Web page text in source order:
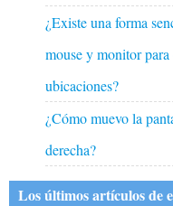
¿Existe una forma
mouse y monitor
ubicaciones?
¿Cómo muevo la
derecha?
Los últimos artículos de